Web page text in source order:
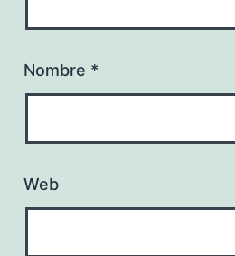
Nombre *
Web